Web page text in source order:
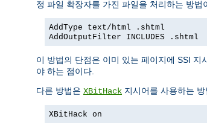
정 파일 확장자를 가진 파일을 처리하는 방법
AddType text/html .shtml
AddOutputFilter INCLUDES .shtml
이 방법의 단점은 이미 있는 페이지에 SSI 지
야 하는 점이다.
다른 방법은 XBitHack 지시어를 사용하는 방
XBitHack on